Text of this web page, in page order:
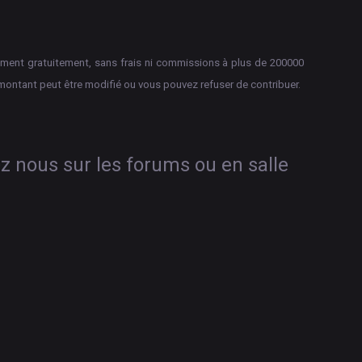
gratuitement, sans frais ni commissions à plus de 200000
peut être modifié ou vous pouvez refuser de contribuer.
nous sur les forums ou en salle